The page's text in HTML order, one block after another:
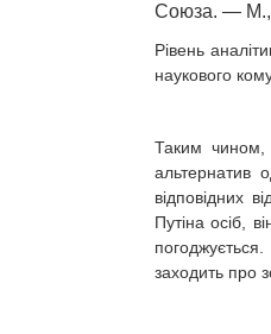
Союза. —
Рівень
наукового
Таким чином,
альтернатив
відповідних
Путіна осіб,
заходить про